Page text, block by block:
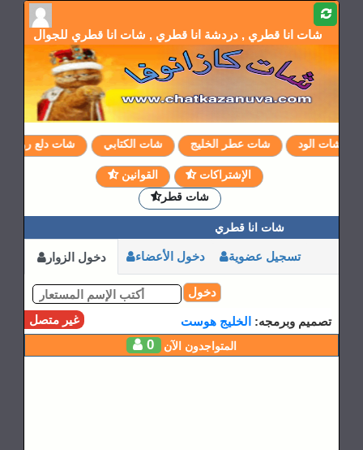
شات انا قطري , دردشة انا قطري , شات انا قطري للجوال
شات دلع روحي شات الكتابي شات عطر الخليج شات الود
القوانين
الإشتراكات
شات قطر
شات انا قطري
دخول الزوار دخول الأعضاء تسجيل عضوية
دخول
غير متصل
تصميم وبرمجه: الخليج هوست
0 المتواجدون الآن